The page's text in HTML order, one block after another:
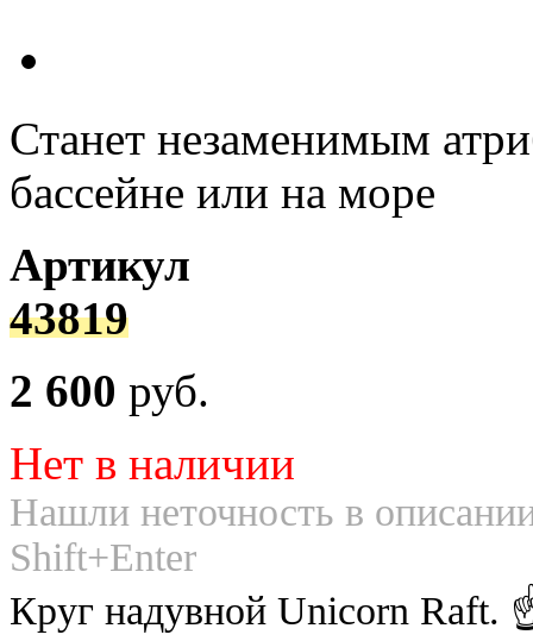
Станет незаменимым
бассейне или на море
Артикул
43819
2 600 руб.
Нет в наличии
Нашли неточность в
Shift+Enter
Круг надувной Unicorn